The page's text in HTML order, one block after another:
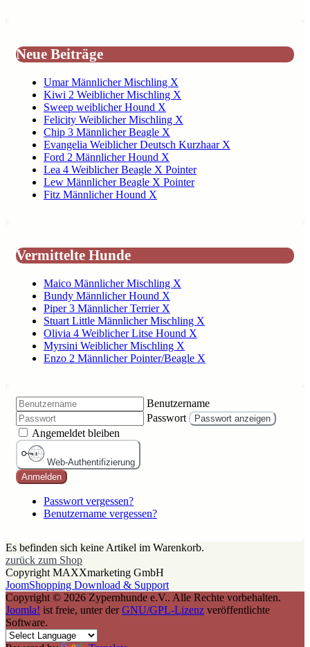
Neue Beiträge
Umar Männlicher Mischling X
Kiwi 2 Weiblicher Mischling X
Sweep weiblicher Hound X
Felicity Weiblicher Mischling X
Chip 3 Männlicher Beagle X
Evangelia Weiblicher Deutsch Kurzhaar X
Ford 2 Männlicher Hound X
Lea 4 Weiblicher Beagle X Pointer
Lew Männlicher Beagle X Pointer
Fitz Männlicher Hound X
Vermittelte Hunde
Maico Männlicher Mischling X
Bundy Männlicher Hound X
Piper 3 Männlicher Terrier X
Stuart Little Männlicher Mischling X
Olivia 4 Weiblicher Litse Hound X
Myrsini Weiblicher Mischling X
Enzo 2 Männlicher Pointer/Beagle X
Benutzername
Passwort
Passwort anzeigen
Angemeldet bleiben
Web-Authentifizierung
Anmelden
Passwort vergessen?
Benutzername vergessen?
Es befinden sich keine Artikel im Warenkorb.
zurück zum Shop
Copyright MAXXmarketing GmbH
JoomShopping Download & Support
Copyright © 2026 Zypernhunde e.V.. Alle Rechte vorbehalten.
Joomla! ist freie, unter derGNU/GPL-Lizenz veröffentlichte
Software.